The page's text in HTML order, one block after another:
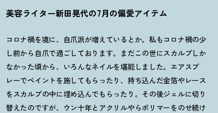
美容ライター新田晃代の7月の偏愛アイテム
コロナ禍を境に、自爪派が増えているとか。私もコロナ禍の少
し前から自爪で過ごしております。まだこの世にスカルプしか
なかった頃から、いろんなネイルを堪能しました。エアスプ
レーでペイントを施してもらったり、持ち込んだ金箔やレース
をスカルプの中に埋め込んでもらったり。その後ジェルに切り
替えたのですが、ウン十年とアクリルやらポリマーをのせ続け